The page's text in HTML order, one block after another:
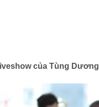
của Tùng Dương